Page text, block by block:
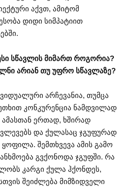
აქვთ, ამიტომ
დიდი სიმპატიით
სწავლის მიმართ როგორია?
არიან თუ უფრო სწავლაზე?
არჩევანია, თუმცა
კონკურენცია ნამდვილად
ერთად, ხშირად
და ქულასაც ჯგუფურად
შემთხვევა ამის გამო
გვქონოდა ჯგუფში. რა
კარგი ქულა ჰქონდეს,
შეიძლება მიმზიდველი